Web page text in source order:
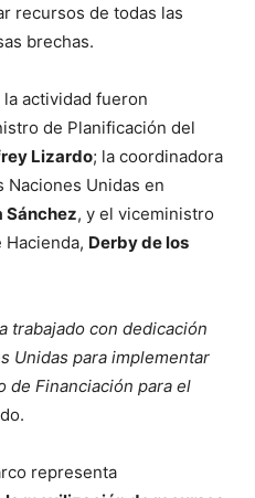
recursos de todas las
brechas.
actividad fueron
de Planificación del
Lizardo; la coordinadora
Naciones Unidas en
Sánchez, y el viceministro
Derby de los
trabajado con dedicación
Unidas para implementar
de Financiación para el
representa